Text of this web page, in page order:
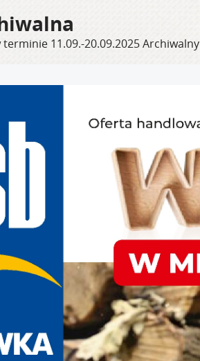
11.09.-20.09.2025 Archiwalny